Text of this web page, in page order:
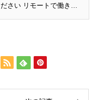
さい リモートで働きな